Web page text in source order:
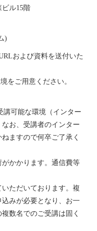
ル15階
)
および資料を送付いた
をご用意ください。
講可能な環境（インター
お、受講者のインター
ますので何卒ご了承く
がかかります。通信費等
ただいております。複
みが必要となり、お一
数名でのご受講は固く